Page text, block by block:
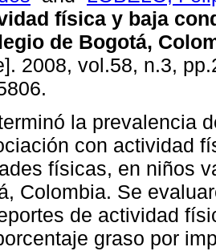
física y baja
de Bogotá,
2008, vol.58, n.3,
la prevalencia
con actividad
físicas, en niños
Colombia. Se
de actividad
graso por